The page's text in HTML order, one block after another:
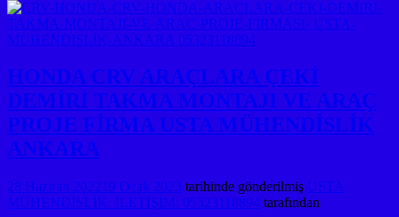
HONDA CRV ARAÇLARA ÇEKİ
DEMİRİ TAKMA MONTAJI VE ARAÇ
PROJE FİRMA USTA MÜHENDİSLİK
ANKARA
28 Haziran 2022 19 Ocak 2023 tarihinde gönderilmiş USTA
MÜHENDİSLİK: İLETİŞİM: 05323118894 tarafından